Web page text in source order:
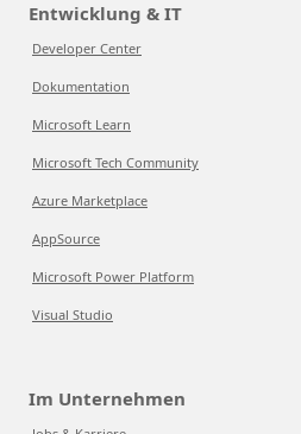
Entwicklung & IT
Developer Center
Dokumentation
Microsoft Learn
Microsoft Tech Community
Azure Marketplace
AppSource
Microsoft Power Platform
Visual Studio
Im Unternehmen